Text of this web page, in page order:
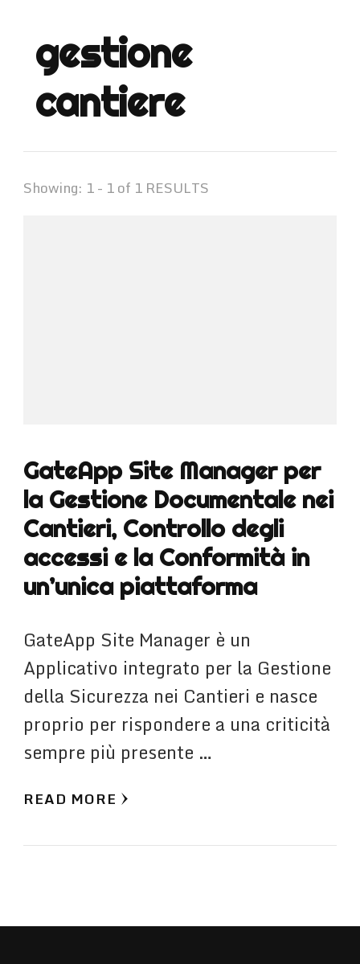
gestione
cantiere
Showing: 1 - 1 of 1 RESULTS
GateApp Site Manager per
la Gestione Documentale nei
Cantieri, Controllo degli
accessi e la Conformità in
un’unica piattaforma
GateApp Site Manager è un
Applicativo integrato per la Gestione
della Sicurezza nei Cantieri e nasce
proprio per rispondere a una criticità
sempre più presente …
READ MORE